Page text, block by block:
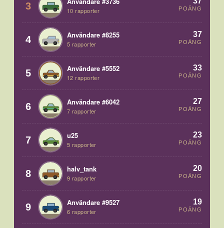
3 10 rapporter POÄNG
4 Användare #8255
5 rapporter
37
POÄNG
5 Användare #5552
12 rapporter
33
POÄNG
6 Användare #6042
7 rapporter
27
POÄNG
7 u25
5 rapporter
23
POÄNG
8 halv_tank
9 rapporter
20
POÄNG
9 Användare #9527
6 rapporter
19
POÄNG